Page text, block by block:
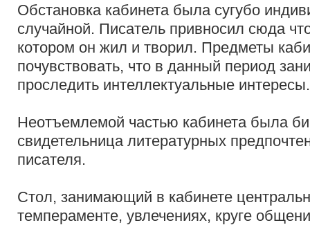
Обстановка кабинета была сугубо
случайной. Писатель привносил сюда
котором он жил и творил. Предметы
почувствовать, что в данный период
проследить интеллектуальные
Неотъемлемой частью кабинета была
свидетельница литературных
писателя.
Стол, занимающий в кабинете
темпераменте, увлечениях, круге